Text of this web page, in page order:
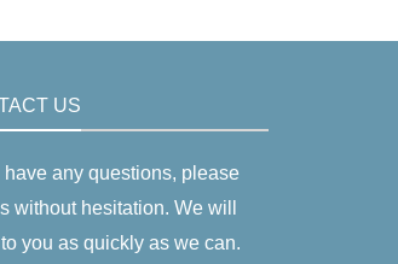
US
have any questions, please
without hesitation. We will
you as quickly as we can.